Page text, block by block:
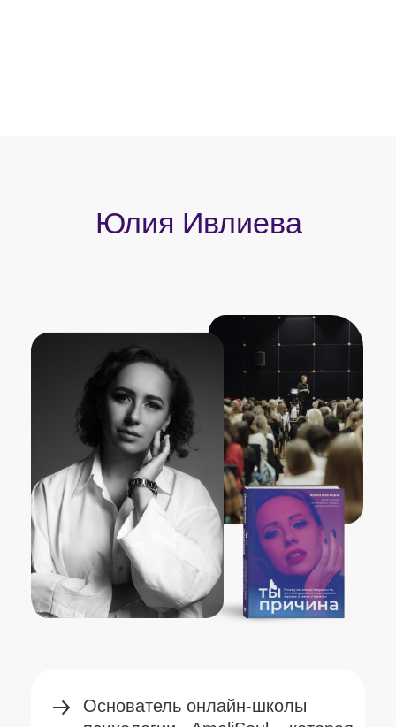
психологии «AmeliSoul»,
входит в ТОП-5 в рейтинге
самых быстроразвивающихся
школ по версии GetCourse
Эксперт в области психологии.
Провела свыше 10 групповых
сессий с общим числом
участников 10 000+ человек
Автор Метода легализации
правды,который уже прошли